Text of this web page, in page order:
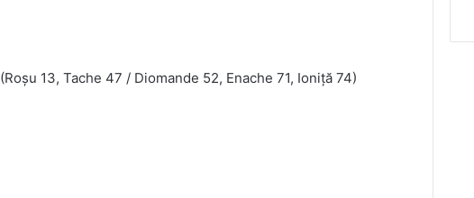
(Roșu 13, Tache 47 / Diomande 52, Enache 71, Ioniță 74)